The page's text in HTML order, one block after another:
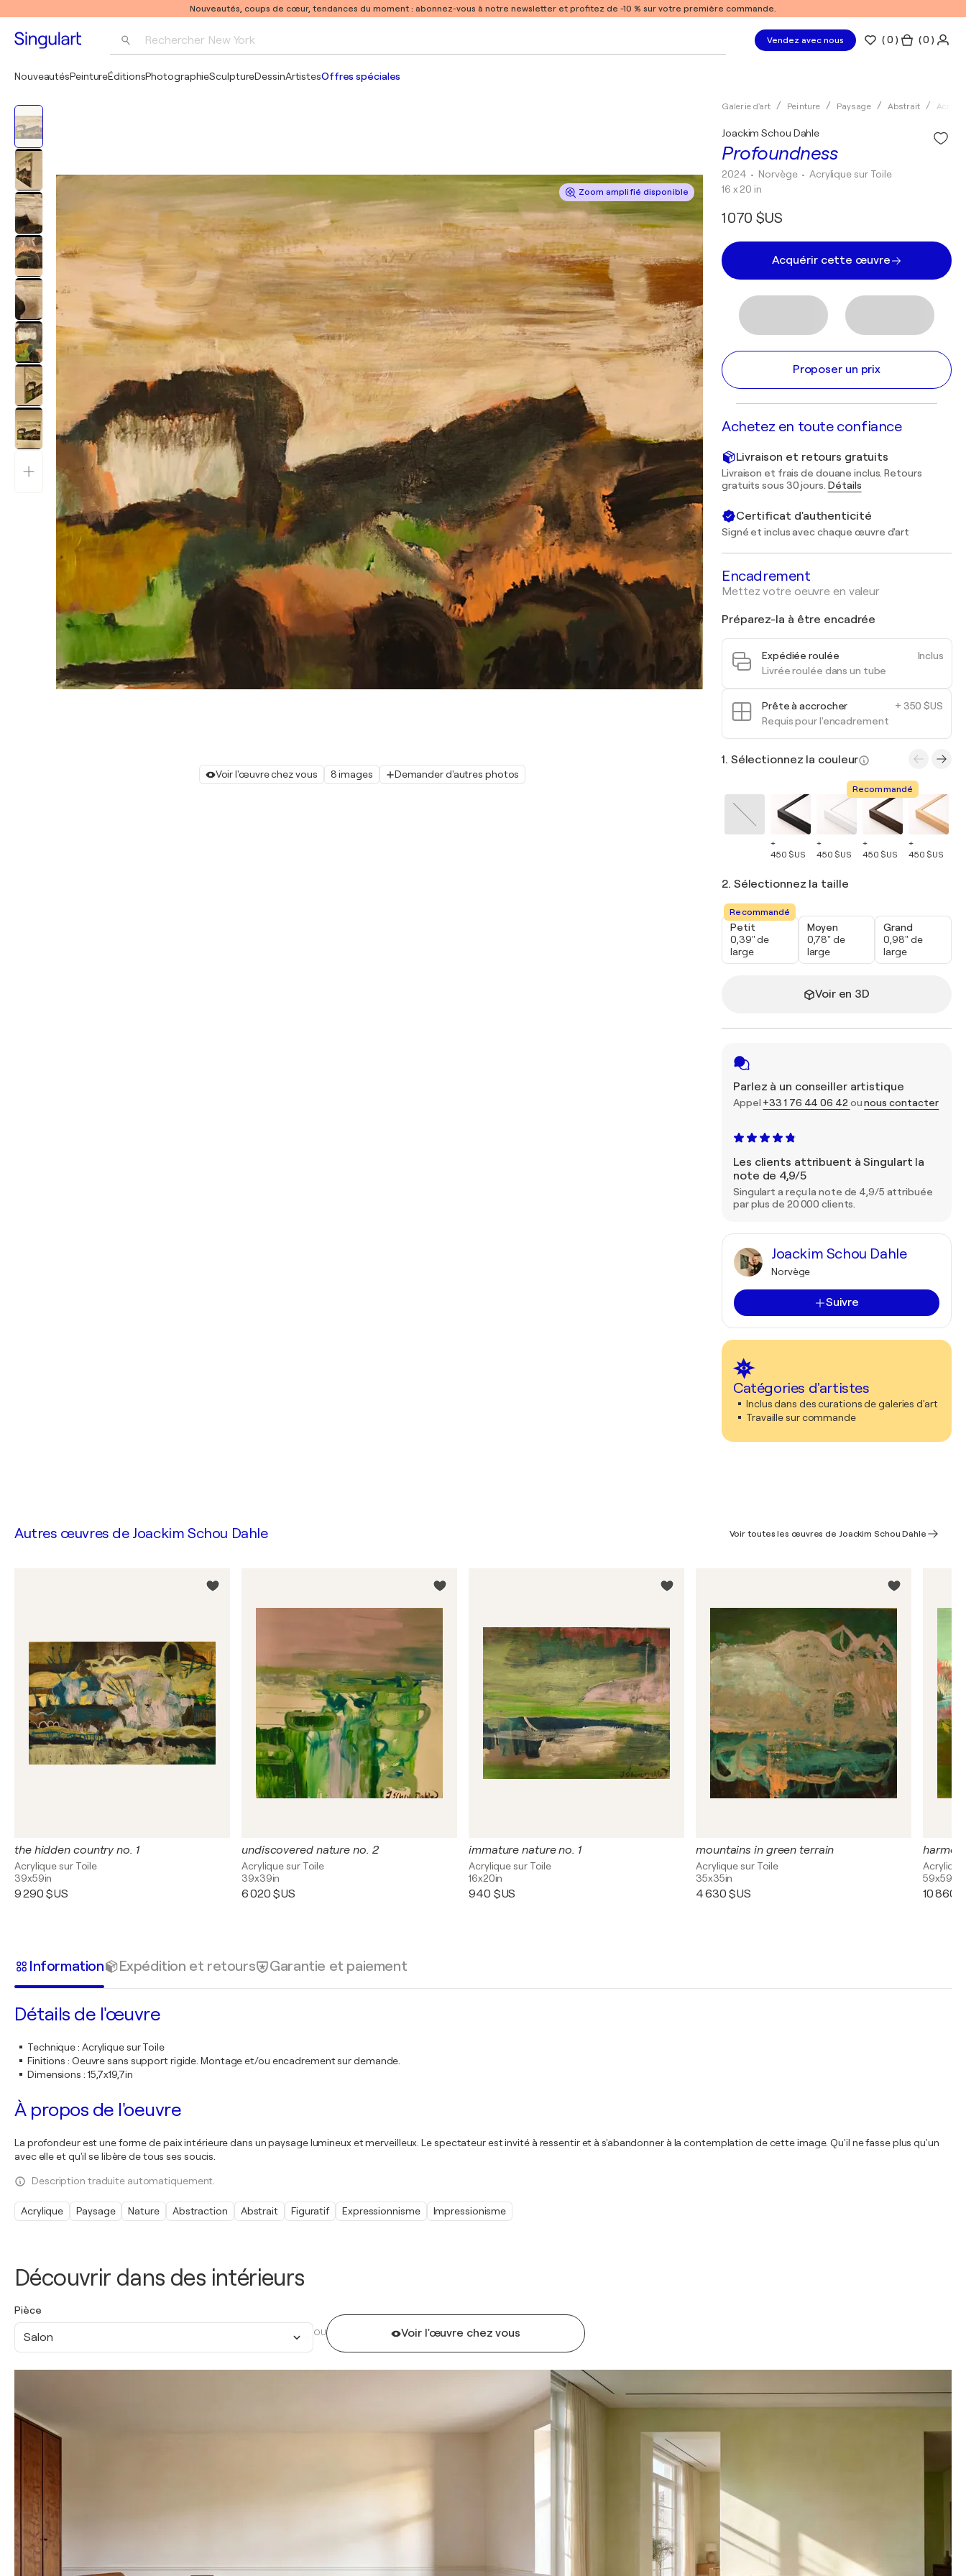
Nouveautés, coups de cœur, tendances du moment : abonnez-vous à notre newsletter et profitez de -10 % sur votre première commande.
Rechercher New York Vendez avec nous (0 ) ( 0 )
NouveautésPeintureÉditionsPhotographieSculptureDessinArtistesOffres spéciales
Zoom amplifié disponible
Voir l'œuvre chez vous 8 images Demander d'autres photos
Galerie d'art Peinture Paysage Abstrait
Profoundness
Joackim Schou Dahle
2024 • Norvège • Acrylique sur Toile
16 x 20 in
1 070 $US
Acquérir cette œuvre
Proposer un prix
Achetez en toute confiance
Livraison et retours gratuits
Livraison et frais de douane inclus. Retours
gratuits sous 30 jours. Détails
Certificat d'authenticité
Signé et inclus avec chaque œuvre d'art
Encadrement
Mettez votre oeuvre en valeur
Préparez-la à être encadrée
Inclus
Expédiée roulée
Livrée roulée dans un tube
+ 350 $US
Prête à accrocher
Requis pour l'encadrement
1. Sélectionnez la couleur
+
450 $US
+
450 $US
Recommandé
+
450 $US
+
450 $US
2. Sélectionnez la taille
Recommandé
Petit
0,39" de
large
Moyen
0,78" de
large
Grand
0,98" de
large
Voir en 3D
Parlez à un conseiller artistique
Appel +33 1 76 44 06 42 ounous contacter
Les clients attribuent à Singulart la
note de 4,9/5
Singulart a reçu la note de 4,9/5 attribuée
par plus de 20 000 clients.
Joackim Schou Dahle
Norvège
Suivre
Catégories d'artistes
Inclus dans des curations de galeries d'art
Travaille sur commande
Découvrir dans des intérieurs
Pièce
Salon OU Voir l'œuvre chez vous
Autres œuvres de Joackim Schou Dahle Voir toutes les œuvres de Joackim Schou Dahle
the hidden country no. 1
Acrylique sur Toile
39x59in
9 290 $US
undiscovered nature no. 2
Acrylique sur Toile
39x39in
6 020 $US
immature nature no. 1
Acrylique sur Toile
16x20in
940 $US
mountains in green terrain
Acrylique sur Toile
35x35in
4 630 $US
59x59in
10 860
Information Expédition et retours Garantie et paiement
Détails de l'œuvre
Technique: Acrylique sur Toile
Finitions : Oeuvre sans support rigide. Montage et/ou encadrement sur demande.
Dimensions : 15,7x19,7in
À propos de l'oeuvre
La profondeur est une forme de paix intérieure dans un paysage lumineux et merveilleux. Le spectateur est invité à ressentir et à s'abandonner à la contemplation de cette image. Qu'il ne fasse plus qu'un
avec elle et qu'il se libère de tous ses soucis.
Description traduite automatiquement.
Acrylique Paysage Nature Abstraction Abstrait Figuratif Expressionnisme Impressionisme